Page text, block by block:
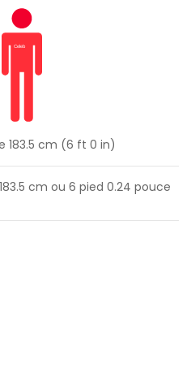
183.5 cm (6 ft 0 in)
183.5 cm ou 6 pied 0.24 pouce